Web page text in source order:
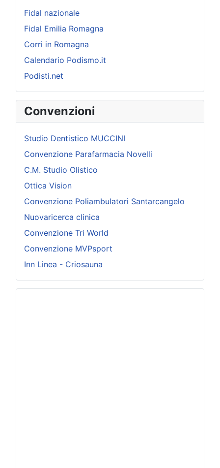
Fidal nazionale
Fidal Emilia Romagna
Corri in Romagna
Calendario Podismo.it
Podisti.net
Convenzioni
Studio Dentistico MUCCINI
Convenzione Parafarmacia Novelli
C.M. Studio Olistico
Ottica Vision
Convenzione Poliambulatori Santarcangelo
Nuovaricerca clinica
Convenzione Tri World
Convenzione MVPsport
Inn Linea - Criosauna